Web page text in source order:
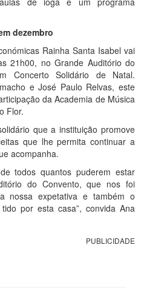
dezembro
Rainha Santa Isabel vai
21h00, no Grande Auditório do
Concerto Solidário de Natal.
e José Paulo Relvas, este
da Academia de Música
Flor.
que a instituição promove
que lhe permita continuar a
acompanha.
todos quantos puderem estar
do Convento, que nos foi
nossa expetativa e também o
por esta casa”, convida Ana
PUBLICIDADE